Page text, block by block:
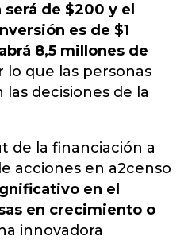
de $200 y el
es de $1
8,5 millones de
lo que las personas
decisiones de la
de la financiación a
acciones en a2censo
en el
en crecimiento o
innovadora